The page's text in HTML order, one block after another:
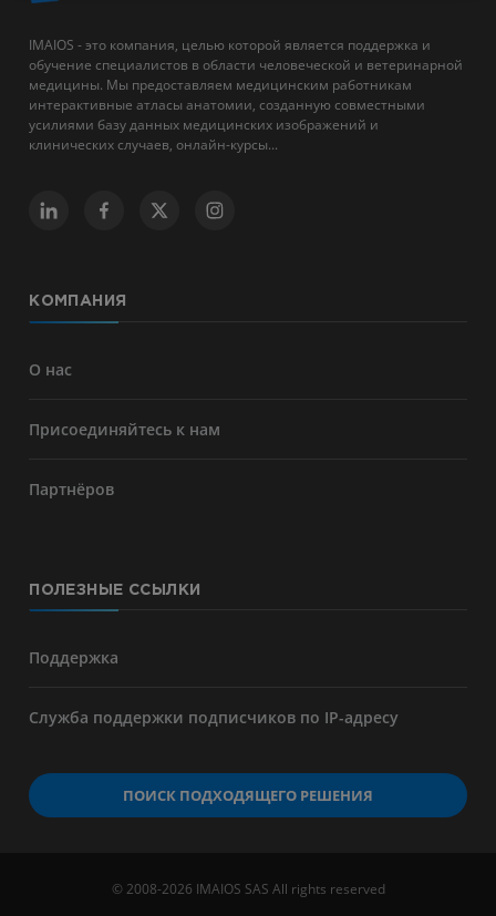
IMAIOS - это компания, целью которой является поддержка и
обучение специалистов в области человеческой и ветеринарной
медицины. Мы предоставляем медицинским работникам
интерактивные атласы анатомии, созданную совместными
усилиями базу данных медицинских изображений и
клинических случаев, онлайн-курсы...
КОМПАНИЯ
О нас
Присоединяйтесь к нам
Партнёров
ПОЛЕЗНЫЕ ССЫЛКИ
Поддержка
Служба поддержки подписчиков по IP-адресу
ПОИСК ПОДХОДЯЩЕГО РЕШЕНИЯ
© 2008-2026 IMAIOS SAS All rights reserved